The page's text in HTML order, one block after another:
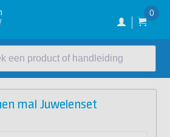
0
een product of handleiding
mal Juwelenset